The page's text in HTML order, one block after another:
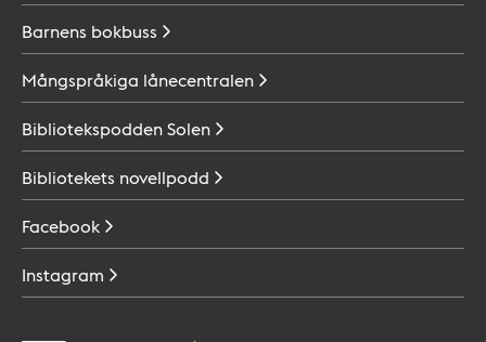
Barnens bokbuss
Mångspråkiga lånecentralen
BibliotekspoddenSolen
Bibliotekets novellpodd
Facebook
Instagram